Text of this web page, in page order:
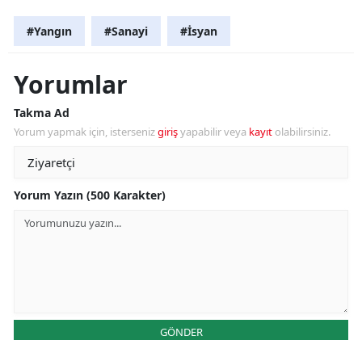
#Yangın #Sanayi #İsyan
Yorumlar
Takma Ad
Yorum yapmak için, istersenizgirişyapabilir veya kayıt olabilirsiniz.
Yorum Yazın (500 Karakter)
GÖNDER